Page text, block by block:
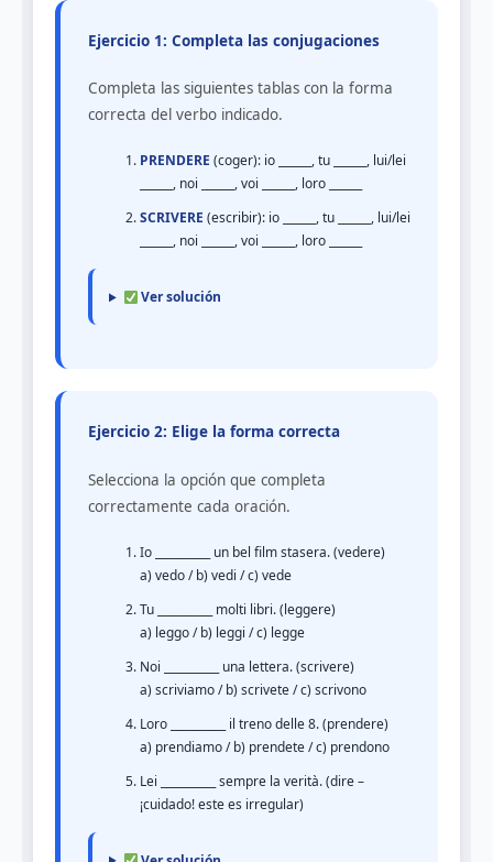
Ejercicio 1: Completa las conjugaciones
Completa las siguientes tablas con la forma
correcta del verbo indicado.
PRENDERE (coger): io ______, tu ______, lui/lei
______, noi ______, voi ______, loro ______
SCRIVERE (escribir): io ______, tu ______, lui/lei
______, noi ______, voi ______, loro ______
Ver solución
Ejercicio 2: Elige la forma correcta
Selecciona la opción que completa
correctamente cada oración.
Io __________ un bel film stasera. (vedere)
a) vedo / b) vedi / c) vede
Tu __________ molti libri. (leggere)
a) leggo / b) leggi / c) legge
Noi __________ una lettera. (scrivere)
a) scriviamo / b) scrivete / c) scrivono
Loro __________ il treno delle 8. (prendere)
a) prendiamo / b) prendete / c) prendono
Lei __________ sempre la verità. (dire –
¡cuidado! este es irregular)